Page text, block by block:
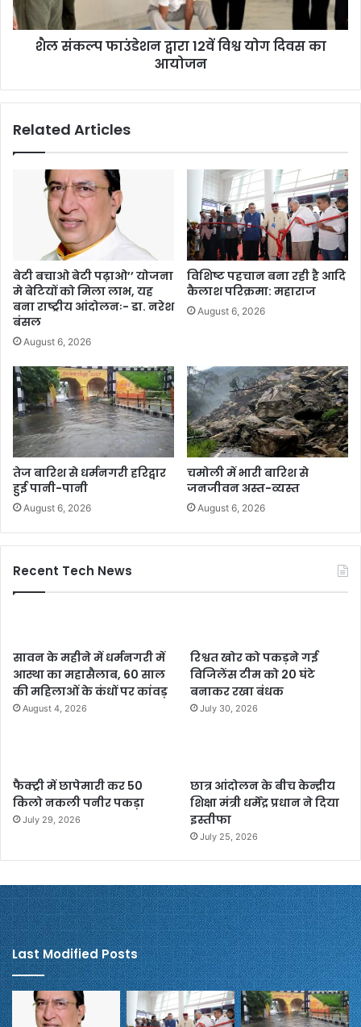
शैल संकल्प फाउंडेशन द्वारा 12वें विश्व योग दिवस का
आयोजन
Related Articles
बेटी बचाओ बेटी पढ़ाओ’’ योजना
मे बेटियों को मिला लाभ, यह
बना राष्ट्रीय आंदोलनः- डा. नरेश
बंसल
August 6, 2026
विशिष्ट पहचान बना रही है आदि
कैलाश परिक्रमा: महाराज
August 6, 2026
तेज बारिश से धर्मनगरी हरिद्वार
हुई पानी-पानी
August 6, 2026
चमोली में भारी बारिश से
जनजीवन अस्त-व्यस्त
August 6, 2026
Recent Tech News
सावन के महीने में धर्मनगरी में
आस्था का महासैलाब, 60 साल
की महिलाओं के कंधों पर कांवड़
August 4, 2026
रिश्वत खोर को पकड़ने गई
विजिलेंस टीम को 20 घंटे
बनाकर रखा बंधक
July 30, 2026
फैक्ट्री में छापेमारी कर 50
किलो नकली पनीर पकड़ा
July 29, 2026
छात्र आंदोलन के बीच केन्द्रीय
शिक्षा मंत्री धर्मेंद्र प्रधान ने दिया
इस्तीफा
July 25, 2026
Last Modified Posts